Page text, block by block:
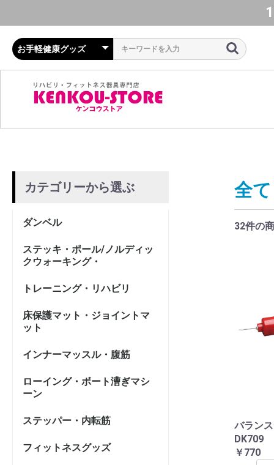
カテゴリーから選ぶ
ダンベル
ステッキ・ポール/ノルディッ
クウォーキング・
トレーニング・リハビリ
床保護マット・ジョイントマ
ット
インナーマッスル・腹筋
ローイング・ボート漕ぎマシ
ーン
ステッパー・内転筋
フィットネスグッズ
全て
32件の
バラン
DK709
￥770